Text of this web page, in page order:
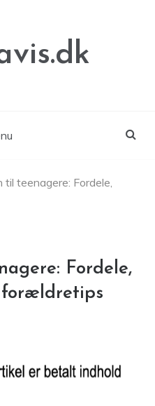
til teenagere: Fordele,
Fordele,